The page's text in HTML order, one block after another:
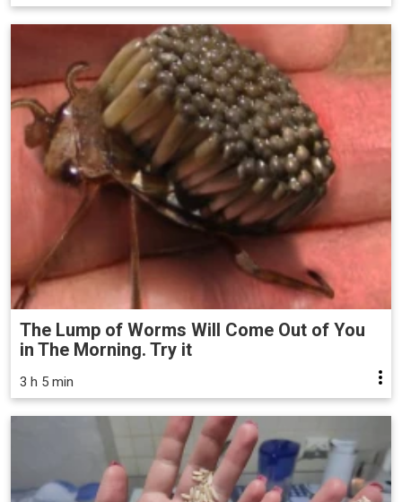
The Lump of Worms Will Come Out of You
in The Morning. Try it
3 h 5 min